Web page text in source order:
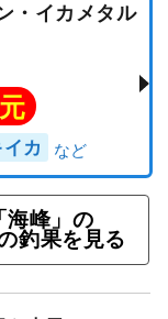
・イカメタル
カ
海峰」の
釣果を見る